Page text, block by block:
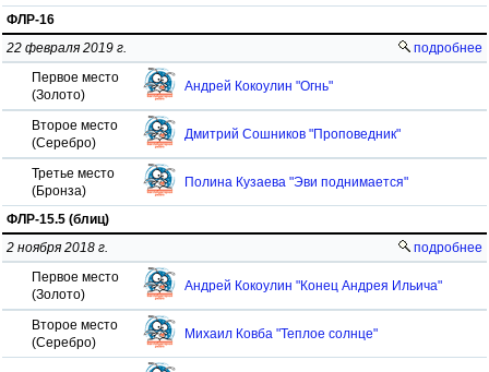
ФЛР-16
подробнее
22 февраля 2019 г.
Первое место
(Золото)
Андрей Кокоулин "Огнь"
Второе место
(Серебро)
Дмитрий Сошников "Проповедник"
Третье место
(Бронза)
Полина Кузаева "Эви поднимается"
ФЛР-15.5 (блиц)
подробнее
2 ноября 2018 г.
Первое место
(Золото)
Андрей Кокоулин "Конец Андрея Ильича"
Второе место
(Серебро)
Михаил Ковба "Теплое солнце"